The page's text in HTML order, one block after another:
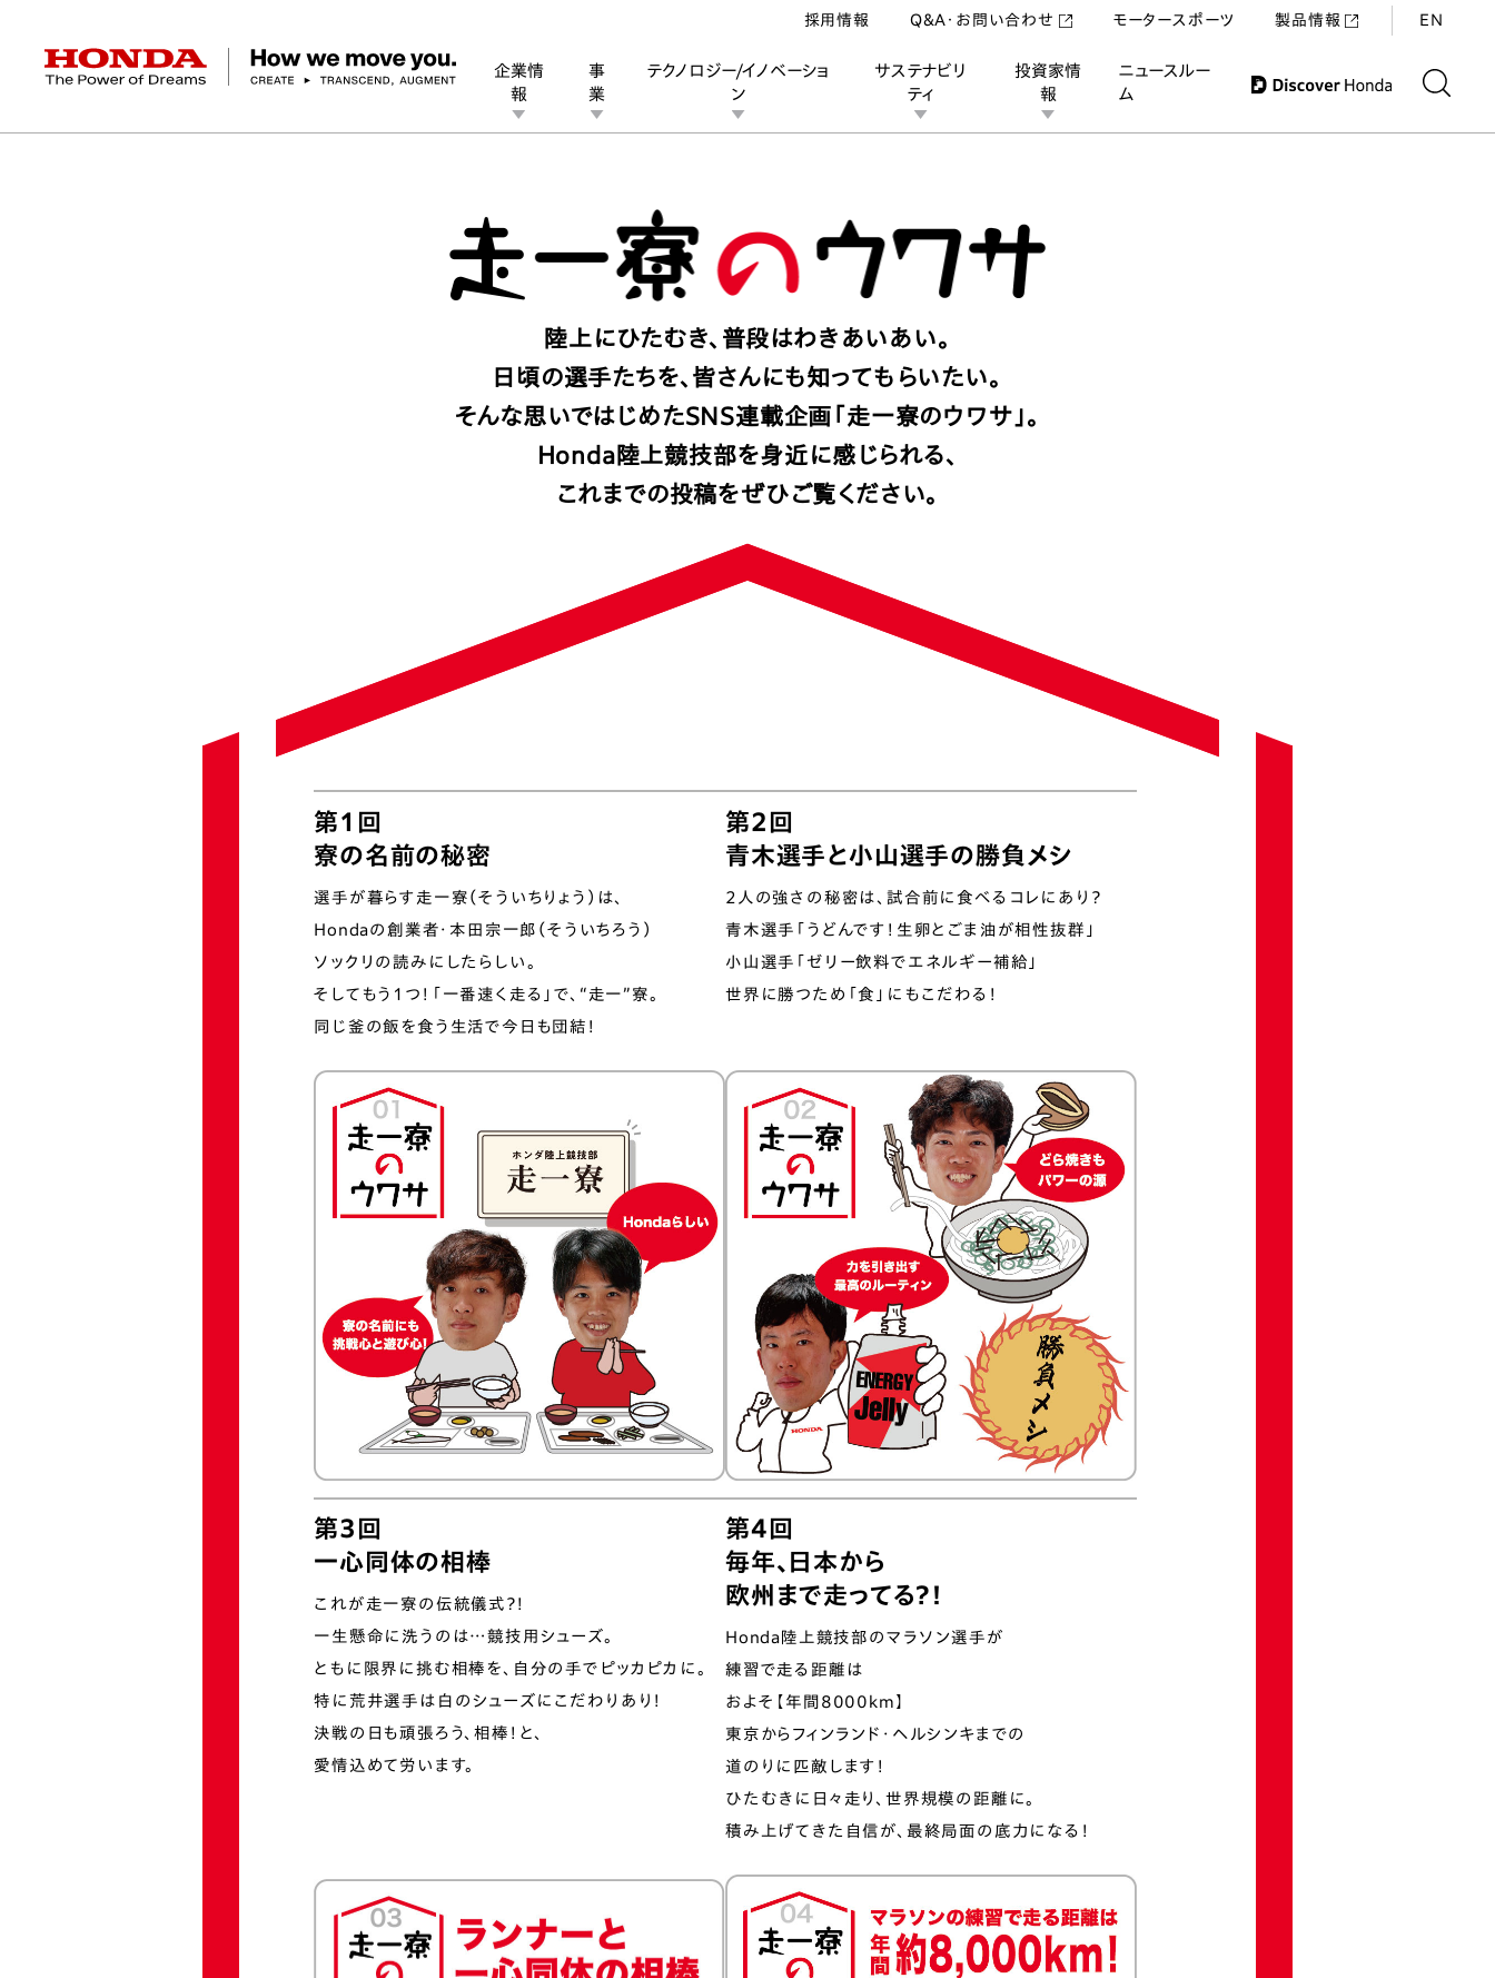
HONDA The Power of Dreams
企業情
報
コーポレートブランド 企業スポーツ モータースポーツ
事
業
その他事業
テクノロジー/イノベーショ
ン
オープンイノベーション
サステナビリ
ティ
ガバナンス 安全への取り組み 品質への取り組み
投資家情
報
株式・債券情報 IRカレンダー 個人投資家の皆様へ Honda Report
ニュースルー
ム
採用情報 Q&A・お問い合わせ モータースポーツ 製品情報 EN
Hondaの挑戦 スポンサードアスリート 協賛大会
陸上にひたむき、普段はわきあいあい。
日頃の選手たちを、皆さんにも知ってもらいたい。
そんな思いではじめたSNS連載企画 「走一寮のウワサ」。
Honda陸上競技部を身近に感じられる、
これまでの投稿をぜひご覧ください。
第1回
寮の名前の秘密
選手が暮らす走一寮（そういちりょう）は、
Hondaの創業者・本田宗一郎（そういちろう）
ソックリの読みにしたらしい。
そしてもう1つ！
「一番速く走る」で、“走一”寮。
同じ釜の飯を食う生活で今日も団結！
第2回
青木選手と小山選手の勝負メシ
2人の強さの秘密は、試合前に食べるコレにあり？
青木選手「うどんです！生卵とごま油が相性抜群」
小山選手「ゼリー飲料でエネルギー補給」
世界に勝つため「食」にもこだわる！
第3回
一心同体の相棒
これが走一寮の伝統儀式？！
一生懸命に洗うのは…競技用シューズ。
ともに限界に挑む相棒を、自分の手で ピッカピカに。
特に荒井選手は白の シューズにこだわりあり！
決戦の日も頑張ろう、相棒！と、
愛情込めて労います。
第4回
毎年、日本から
欧州まで走ってる？！
Honda陸上競技部のマラソン選手が
練習で走る距離は
およそ【年間8000km】
東京からフィンランド・ヘルシンキまでの
道のりに匹敵します！
ひたむきに日々走り、世界規模の距離に。
積み上げてきた自信が、最終局面の底力になる！